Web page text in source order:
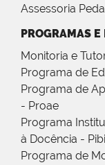
Assessoria
PROGRAMAS E
Monitoria e
Programa de
Programa de
- Proae
Programa
à Docência -
Programa de